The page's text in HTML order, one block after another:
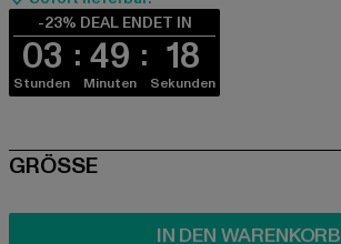
-23% DEAL ENDET IN
03
Stunden
49
Minuten
18
Sekunden
SIZE
GRÖSSE
IN DEN WARENKORB